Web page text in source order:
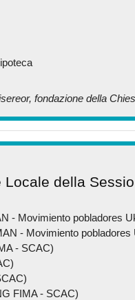
fondazione della
della
- Movimiento pobladores
- Movimiento pobladores
- SCAC)
FIMA - SCAC)